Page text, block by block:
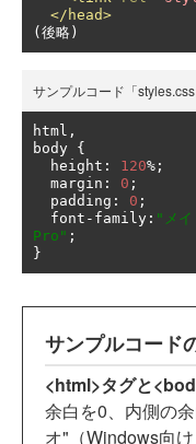
</head>
(後略)
サンプルコード「styles.css
html ,
body {
  height
: 120%;
  margin
: 0 ;
  padding
: 0 ;
  font
- family : "メイ
Pro" ;
}
サンプルコード
<html>タグと
余白を0、内側の
オ"（Windows向